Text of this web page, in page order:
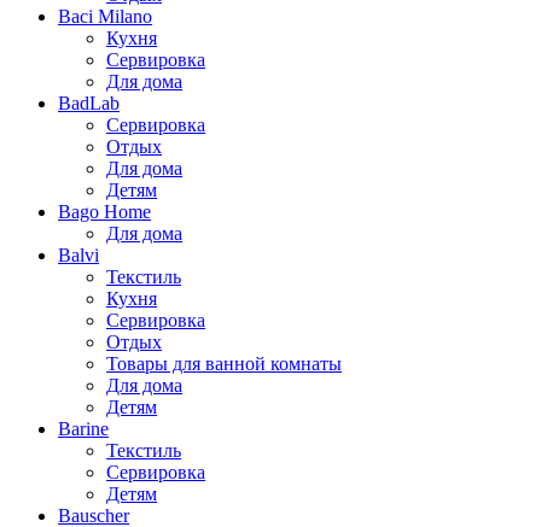
Baci Milano
Кухня
Сервировка
Для дома
BadLab
Сервировка
Отдых
Для дома
Детям
Bago Home
Для дома
Balvi
Текстиль
Кухня
Сервировка
Отдых
Товары для ванной комнаты
Для дома
Детям
Barine
Текстиль
Сервировка
Детям
Bauscher